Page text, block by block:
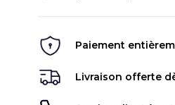
Paiement
Livraison offerte